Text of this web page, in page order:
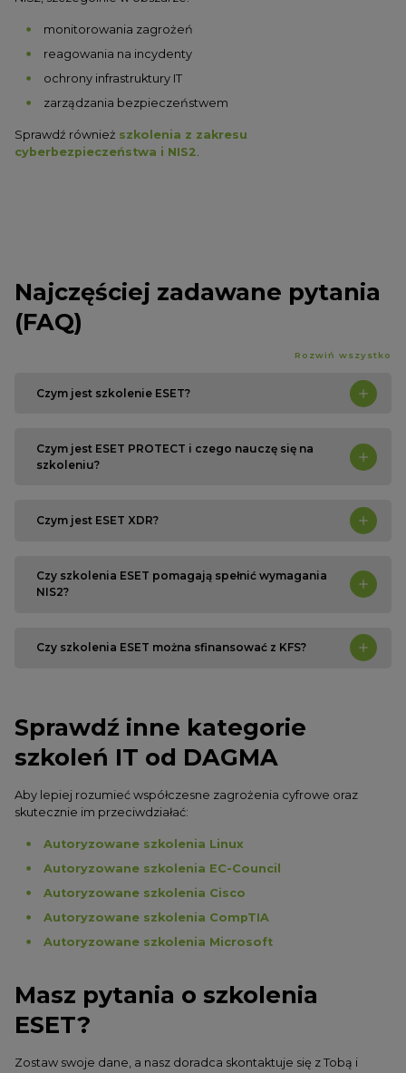
monitorowania zagrożeń
reagowania na incydenty
ochrony infrastruktury IT
zarządzania bezpieczeństwem
Sprawdź również szkolenia z zakresu
cyberbezpieczeństwa i NIS2
Najczęściej zadawane pytania
(FAQ)
Czym jest szkolenie ESET?
Czym jest ESET PROTECT i czego nauczę się na
szkoleniu?
Czym jest ESET XDR?
Czy szkolenia ESET pomagają spełnić wymagania
NIS2?
Czy szkolenia ESET można sfinansować z KFS?
Rozwiń wszystko
Sprawdź inne kategorie
szkoleń IT od DAGMA
Aby lepiej rozumieć współczesne zagrożenia cyfrowe oraz
skutecznie im przeciwdziałać:
Autoryzowane szkolenia Linux
Autoryzowane szkolenia EC-Council
Autoryzowane szkolenia Cisco
Autoryzowane szkolenia CompTIA
Autoryzowane szkolenia Microsoft
Masz pytania o szkolenia
ESET?
Zostaw swoje dane, a nasz doradca skontaktuje się z Tobą i